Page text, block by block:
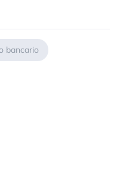
bancario